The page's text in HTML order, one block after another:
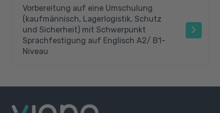
Vorbereitung auf eine Umschulung
(kaufmännisch, Lagerlogistik, Schutz
und Sicherheit) mit Schwerpunkt
Sprachfestigung auf Englisch A2/ B1-
Niveau